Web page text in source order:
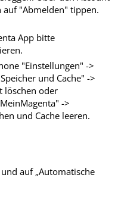
"Abmelden" tippen.
App bitte
"Einstellungen" ->
und Cache" ->
löschen oder
->
und Cache leeren.
auf „Automatische